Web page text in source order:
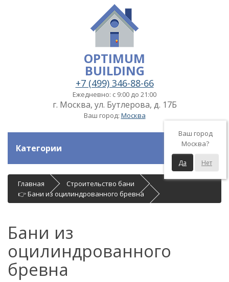
OPTIMUM
BUILDING
+7 (499) 346-88-66
Ежедневно: с 9:00 до 21:00
г. Москва, ул. Бутлерова, д. 17Б
Ваш город: Москва
Ваш город
Москва?
Да Нет
Категории
Главная
Строительство бани
👉 Бани из оцилиндрованного бревна
Бани из
оцилиндрованного
бревна